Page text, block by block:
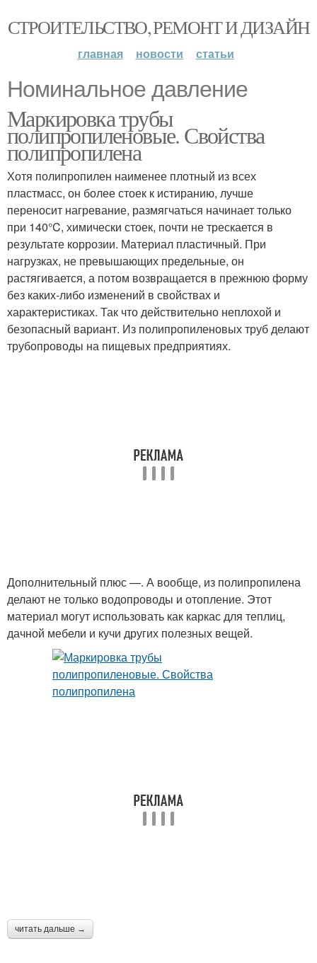
СТРОИТЕЛЬСТВО, РЕМОНТ И ДИЗАЙН
главная новости статьи
Номинальное давление
Маркировка трубы
полипропиленовые. Свойства
полипропилена
Хотя полипропилен наименее плотный из всех
пластмасс, он более стоек к истиранию, лучше
переносит нагревание, размягчаться начинает только
при 140°C, химически стоек, почти не трескается в
результате коррозии. Материал пластичный. При
нагрузках, не превышающих предельные, он
растягивается, а потом возвращается в прежнюю форму
без каких-либо изменений в свойствах и
характеристиках. Так что действительно неплохой и
безопасный вариант. Из полипропиленовых труб делают
трубопроводы на пищевых предприятиях.
Дополнительный плюс —. А вообще, из полипропилена
делают не только водопроводы и отопление. Этот
материал могут использовать как каркас для теплиц,
дачной мебели и кучи других полезных вещей.
читать дальше →